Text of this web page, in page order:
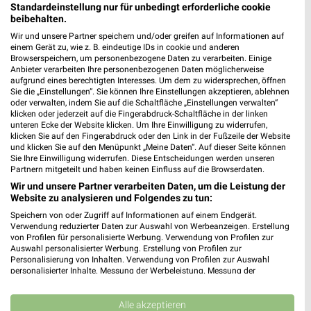
MEHR PROSPEKTE
weekli - Prospekte & Angebote App
Alle EDEKA Angebote immer griffbereit – mit der kostenlosen
weekli App für iOS & Android.
✔Standortgenaue Angebote
✔Folge deinem Lieblingshändler
✔Push-Benachrichtigungen bei neuen Prospekten
✔ Einkaufsliste - Einkauf stressfrei planen
JETZT LADEN UND SPAREN!
Standardeinstellung nur für unbedingt erforderliche cookie
beibehalten.
Wir und unsere Partner speichern und/oder greifen auf Informationen auf
einem Gerät zu, wie z. B. eindeutige IDs in cookie und anderen
Browserspeichern, um personenbezogene Daten zu verarbeiten. Einige
Anbieter verarbeiten Ihre personenbezogenen Daten möglicherweise
aufgrund eines berechtigten Interesses. Um dem zu widersprechen, öffnen
Sie die „Einstellungen“. Sie können Ihre Einstellungen akzeptieren, ablehnen
oder verwalten, indem Sie auf die Schaltfläche „Einstellungen verwalten“
klicken oder jederzeit auf die Fingerabdruck-Schaltfläche in der linken
unteren Ecke der Website klicken. Um Ihre Einwilligung zu widerrufen,
klicken Sie auf den Fingerabdruck oder den Link in der Fußzeile der Website
und klicken Sie auf den Menüpunkt „Meine Daten“. Auf dieser Seite können
Sie Ihre Einwilligung widerrufen. Diese Entscheidungen werden unseren
Partnern mitgeteilt und haben keinen Einfluss auf die Browserdaten.
Wir und unsere Partner verarbeiten Daten, um die Leistung der
Website zu analysieren und Folgendes zu tun:
Speichern von oder Zugriff auf Informationen auf einem Endgerät.
Verwendung reduzierter Daten zur Auswahl von Werbeanzeigen. Erstellung
von Profilen für personalisierte Werbung. Verwendung von Profilen zur
Auswahl personalisierter Werbung. Erstellung von Profilen zur
Personalisierung von Inhalten. Verwendung von Profilen zur Auswahl
personalisierter Inhalte. Messung der Werbeleistung. Messung der
Kombinationen von Daten aus verschiedenen Quellen. Entwicklung und
Verbesserung der Angebote. Verwendung reduzierter Daten zur Auswahl
Alle akzeptieren